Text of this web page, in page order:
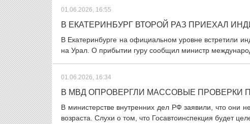
01.06.2026, 16:55
В ЕКАТЕРИНБУРГ ВТОРОЙ РАЗ ПРИЕХАЛ
В Екатеринбурге на официальном уровне встретили
на Урал. О прибытии гуру сообщил министр
01.06.2026, 16:34
В МВД ОПРОВЕРГЛИ МАССОВЫЕ ПРОВЕРКИ
В министерстве внутренних дел РФ заявили, что они
возраста. Слухи о том, что Госавтоинспекция будет